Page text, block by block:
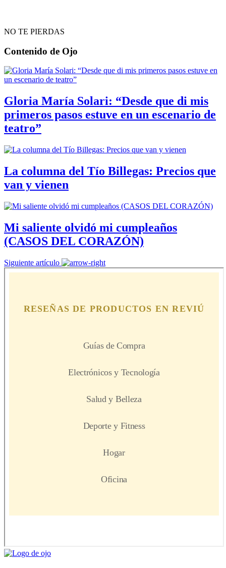
NO TE PIERDAS
Contenido de Ojo
Gloria María Solari: “Desde que di mis
primeros pasos estuve en un escenario de
teatro”
La columna del Tío Billegas: Precios que
van y vienen
Mi saliente olvidó mi cumpleaños
(CASOS DEL CORAZÓN)
Siguiente artículo